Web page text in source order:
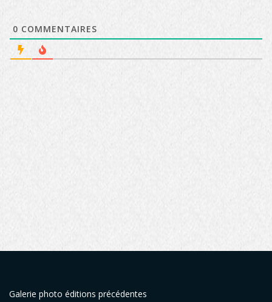
0 COMMENTAIRES
Galerie photo éditions précédentes